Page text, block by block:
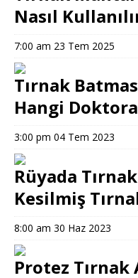
Nasıl
7:00 am 23 Tem 2025
Tırnak
Hangi
3:00 pm 04 Tem 2023
Rüyada
Kesilmiş
8:00 am 30 Haz 2023
Protez